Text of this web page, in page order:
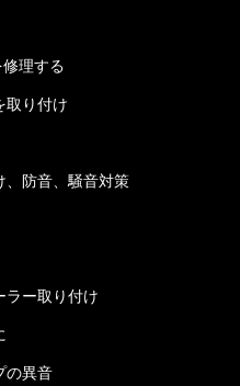
理する
取り付け
、防音、騒音対策
ラー取り付け
の異音